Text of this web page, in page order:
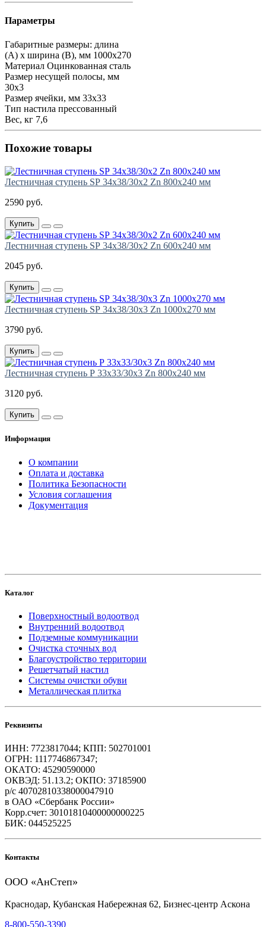
Параметры
Габаритные размеры: длина
(А) х ширина (В), мм 1000х270
Материал Оцинкованная сталь
Размер несущей полосы, мм
30х3
Размер ячейки, мм 33х33
Тип настила прессованный
Вес, кг 7,6
Похожие товары
Лестничная ступень SР 34х38/30х2 Zn 800х240 мм
2590 руб.
Купить
Лестничная ступень SР 34х38/30х2 Zn 600х240 мм
2045 руб.
Купить
Лестничная ступень SР 34х38/30х3 Zn 1000х270 мм
3790 руб.
Купить
Лестничная ступень Р 33х33/30х3 Zn 800х240 мм
3120 руб.
Купить
Информация
О компании
Оплата и доставка
Политика Безопасности
Условия соглашения
Документация
Каталог
Поверхностный водоотвод
Внутренний водоотвод
Подземные коммуникации
Очистка сточных вод
Благоустройство территории
Решетчатый настил
Системы очистки обуви
Металлическая плитка
Реквизиты
ИНН: 7723817044; КПП: 502701001
ОГРН: 1117746867347;
ОКАТО: 45290590000
ОКВЭД: 51.13.2; ОКПО: 37185900
р/с 40702810338000047910
в ОАО «Сбербанк России»
Корр.счет: 30101810400000000225
БИК: 044525225
Контакты
ООО «АнСтеп»
Краснодар, Кубанская Набережная 62, Бизнес-центр Аскона
8-800-550-3390